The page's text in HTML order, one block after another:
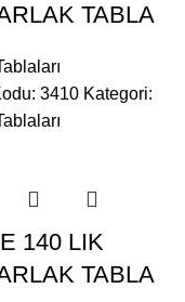
TABLA
3410 Kategori:
140 LIK
TABLA